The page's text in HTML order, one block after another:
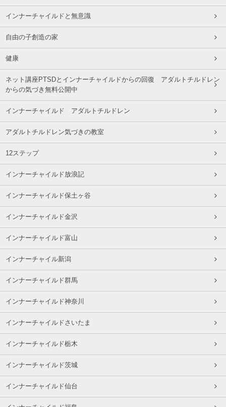
インナーチャイルドと無意識
自由の子創造の家
健康
ネット講座PTSDとインナーチャイルドからの回復 アダルトチルドレン
からの気づき無料公開中
インナーチャイルド アダルトチルドレン
アダルトチルドレン気づきの教室
12ステップ
インナーチャイルド放浪記
インナーチャイルド保土ヶ谷
インナーチャイルド金沢
インナーチャイルド富山
インナーチャイル新潟
インナーチャイルド群馬
インナーチャイルド神奈川
インナーチャイルドさいたま
インナーチャイルド栃木
インナーチャイルド茨城
インナーチャイルド仙台